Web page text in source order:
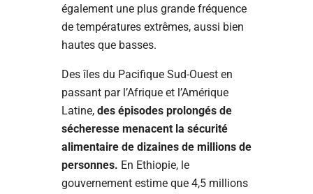
également une plus grande fréquence
de températures extrêmes, aussi bien
hautes que basses.
Des îles du Pacifique Sud-Ouest en
passant par l’Afrique et l’Amérique
Latine, des épisodes prolongés de
sécheresse menacent la sécurité
alimentaire de dizaines de millions de
personnes. En Ethiopie, le
gouvernement estime que 4,5 millions